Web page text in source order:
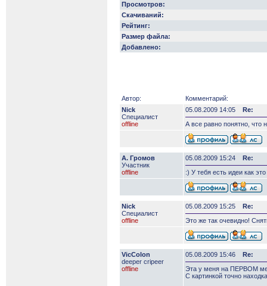
Просмотров:
Скачиваний:
Рейтинг:
Размер файла:
Добавлено:
Автор:
Комментарий:
Nick
Специалист
offline
05.08.2009 14:05
Re:
А все равно понятно, что
А. Громов
Участник
offline
05.08.2009 15:24
Re:
:) У тебя есть идеи как
Nick
Специалист
offline
05.08.2009 15:25
Re:
Это же так очевидно!
VicColon
deeper сripeer
offline
05.08.2009 15:46
Re:
Эта у меня на ПЕРВОМ
С картинкой точно